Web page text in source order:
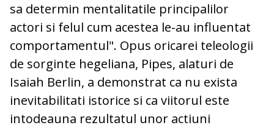
sa determin mentalitatile principalilor
actori si felul cum acestea le-au influentat
comportamentul". Opus oricarei teleologii
de sorginte hegeliana, Pipes, alaturi de
Isaiah Berlin, a demonstrat ca nu exista
inevitabilitati istorice si ca viitorul este
intodeauna rezultatul unor actiuni